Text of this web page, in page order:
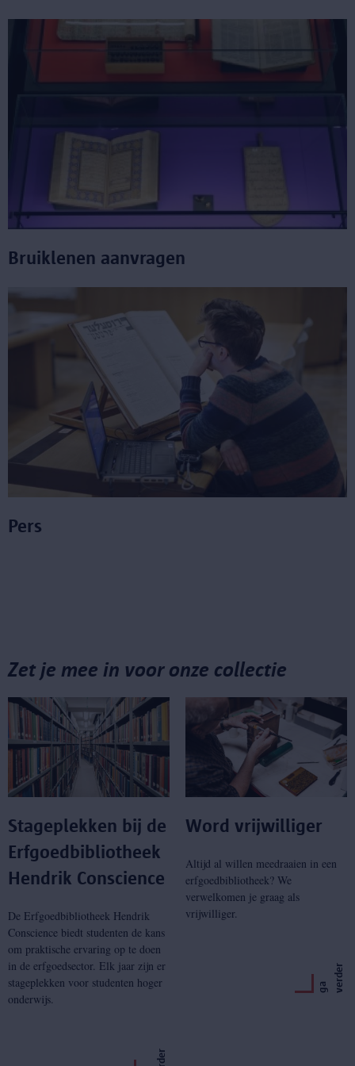
Bruiklenen aanvragen
Pers
Zet je mee in voor onze collectie
Stageplekken bij de
Erfgoedbibliotheek
Hendrik Conscience
De Erfgoedbibliotheek Hendrik
Conscience biedt studenten de kans
om praktische ervaring op te doen
in de erfgoedsector. Elk jaar zijn er
stageplekken voor studenten hoger
onderwijs.
Word vrijwilliger
Altijd al willen meedraaien in een
erfgoedbibliotheek? We
verwelkomen je graag als
vrijwilliger.
g
a
v
e
r
d
e r